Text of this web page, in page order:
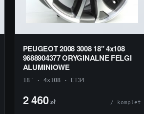
PEUGEOT 2008 3008 18" 4x108
9688904377 ORYGINALNE FELGI
ALUMINIOWE
18" · 4x108 · ET34
2 460zł / komplet